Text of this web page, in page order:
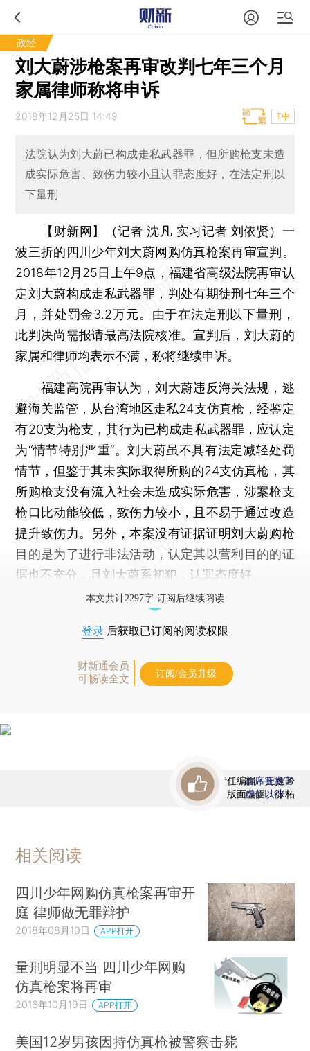
政经
刘大蔚涉枪案再审改判七年三个月
家属律师称将申诉
2018年12月25日 14:49 T中
法院认为刘大蔚已构成走私武器罪，但所购枪支未造
成实际危害、致伤力较小且认罪态度好，在法定刑以
下量刑
【财新网】（记者 沈凡 实习记者 刘依贤） 一
波三折的四川少年刘大蔚网购仿真枪案再审宣判。
2018年12月25日上午9点，福建省高级法院再审认
定刘大蔚构成走私武器罪，判处有期徒刑七年三个
月，并处罚金3.2万元。由于在法定刑以下量刑，
此判决尚需报请最高法院核准。宣判后，刘大蔚的
家属和律师均表示不满，称将继续申诉。
福建高院再审认为，刘大蔚违反海关法规，逃
避海关监管，从台湾地区走私24支仿真枪，经鉴定
有20支为枪支，其行为已构成走私武器罪，应认定
为“情节特别严重”。刘大蔚虽不具有法定减轻处罚
情节，但鉴于其未实际取得所购的24支仿真枪，其
所购枪支没有流入社会未造成实际危害，涉案枪支
枪口比动能较低，致伤力较小，且不易于通过改造
提升致伤力。另外，本案没有证据证明刘大蔚购枪
目的是为了进行非法活动，认定其以营利目的的证
据也不充分，且刘大蔚系初犯，认罪态度好。
本文共计2297字 订阅后继续阅读
登录 后获取已订阅的阅读权限
财新通会员
可畅读全文
订阅/会员升级
责任编辑：王逸吟
版面编辑：张柘
首席赞赏官
虚位以待
相关阅读
四川少年网购仿真枪案再审开
庭 律师做无罪辩护
2018年08月10日 APP打开
量刑明显不当 四川少年网购
仿真枪案将再审
2016年10月19日 APP打开
美国12岁男孩因持仿真枪被警察击毙